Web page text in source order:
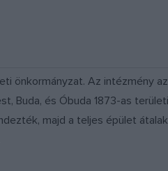
önkormányzat. Az intézmény
Buda, és Óbuda 1873-as
majd a teljes épület